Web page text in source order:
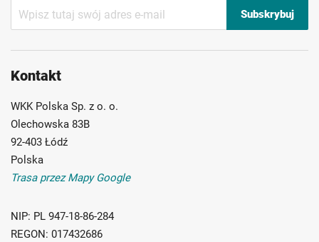
nasz
Subskrybuj
Kontakt
WKK Polska Sp. z o. o.
Olechowska 83B
92-403 Łódź
Polska
Trasa przez Mapy Google
NIP: PL 947-18-86-284
REGON: 017432686